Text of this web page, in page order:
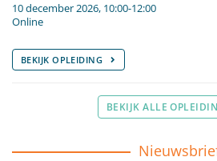
10 december 2026, 10:00-12:00
Online
BEKIJK OPLEIDING
BEKIJK ALLE